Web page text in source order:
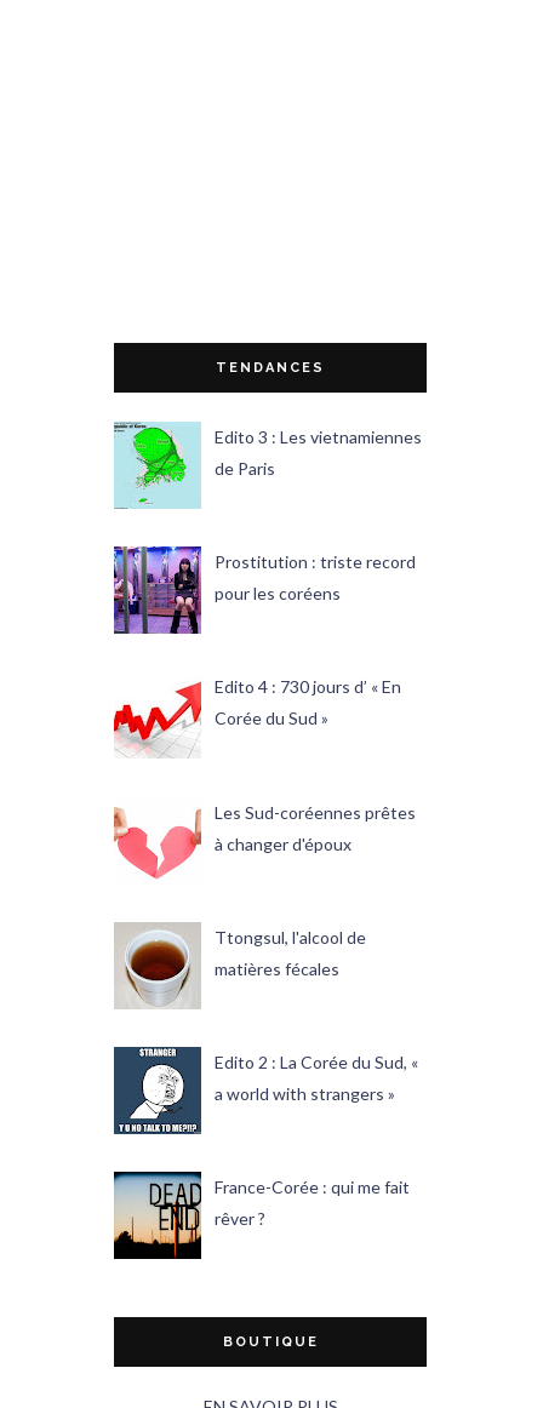
TENDANCES
Edito 3 : Les vietnamiennes
de Paris
Prostitution : triste record
pour les coréens
Edito 4 : 730 jours d’ « En
Corée du Sud »
Les Sud-coréennes prêtes
à changer d'époux
Ttongsul, l'alcool de
matières fécales
Edito 2 : La Corée du Sud, «
a world with strangers »
France-Corée : qui me fait
rêver ?
BOUTIQUE